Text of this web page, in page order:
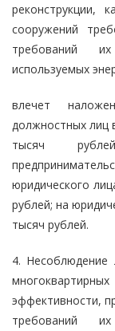
реконструкции,
сооружений
требований
используемых
влечет
должностных лиц
тысяч
юридического
рублей; на
тысяч рублей.
4. Несоблюдение
эффективности,
требований